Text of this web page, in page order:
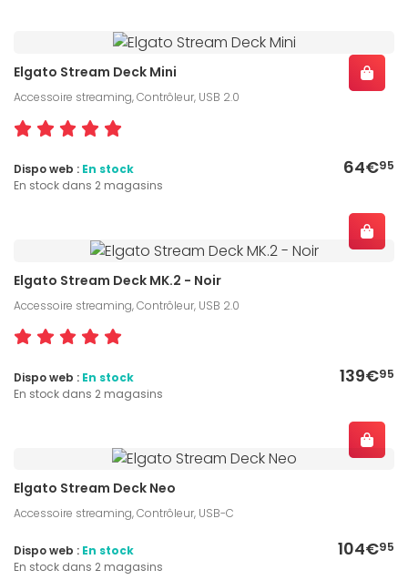
Elgato Stream Deck Mini
Accessoire streaming, Contrôleur, USB 2.0
64€95
Dispo web : En stock
En stock dans 2 magasins
Elgato Stream Deck MK.2 - Noir
Accessoire streaming, Contrôleur, USB 2.0
139€95
Dispo web : En stock
En stock dans 2 magasins
Elgato Stream Deck Neo
Accessoire streaming, Contrôleur, USB-C
104€95
Dispo web : En stock
En stock dans 2 magasins